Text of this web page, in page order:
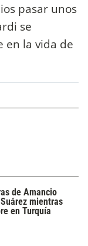
pasar unos
se
en la vida de
de Amancio
mientras
en Turquía